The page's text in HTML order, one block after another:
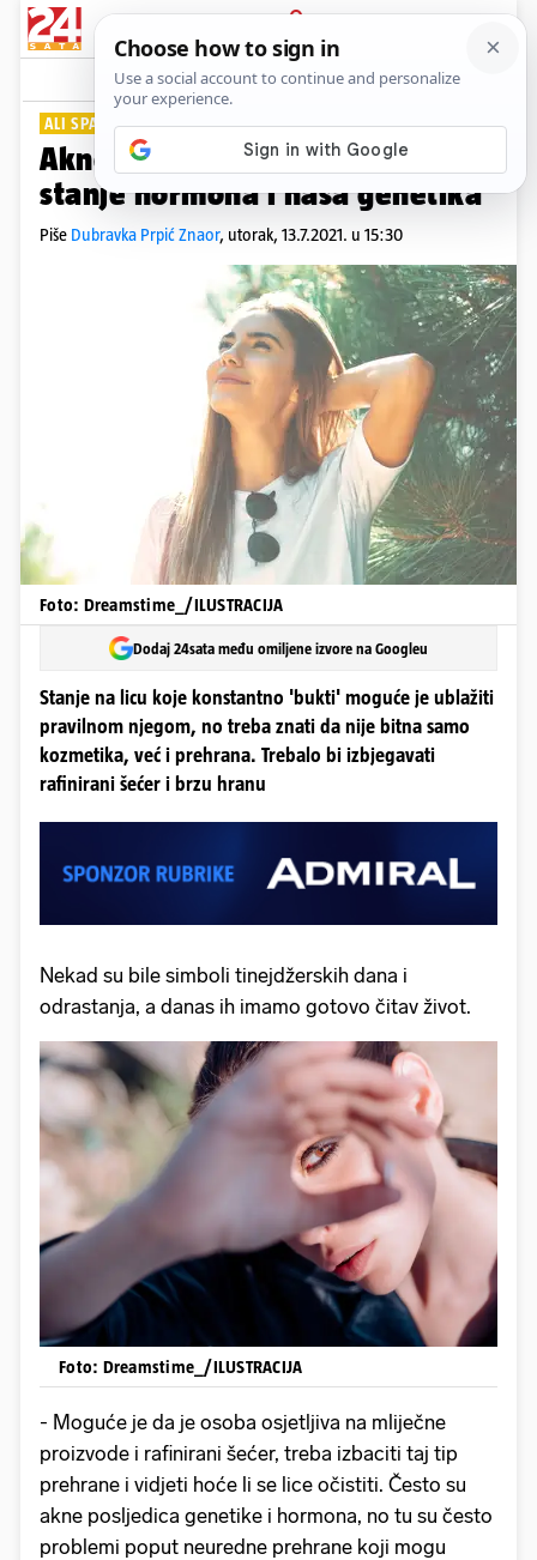
PRIJAVA
Lifestyle Komentari
ALI SPASA IMA
Akne na licu: Razlog su najčešće
stanje hormona i naša genetika
Piše Dubravka Prpić Znaor, utorak, 13.7.2021. u 15:30
Foto: Dreamstime_/ILUSTRACIJA
Dodaj 24sata među omiljene izvore na Googleu
Stanje na licu koje konstantno 'bukti' moguće je ublažiti
pravilnom njegom, no treba znati da nije bitna samo
kozmetika, već i prehrana. Trebalo bi izbjegavati
rafinirani šećer i brzu hranu
Nekad su bile simboli tinejdžerskih dana i
odrastanja, a danas ih imamo gotovo čitav život.
Foto: Dreamstime_/ILUSTRACIJA
- Moguće je da je osoba osjetljiva na mliječne
proizvode i rafinirani šećer, treba izbaciti taj tip
prehrane i vidjeti hoće li se lice očistiti. Često su
akne posljedica genetike i hormona, no tu su često
problemi poput neuredne prehrane koji mogu